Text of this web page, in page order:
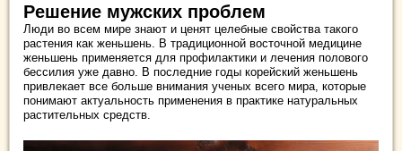
Решение мужских проблем
Люди во всем мире знают и ценят целебные свойства такого
растения как женьшень. В традиционной восточной медицине
женьшень применяется для профилактики и лечения полового
бессилия уже давно. В последние годы корейский женьшень
привлекает все больше внимания ученых всего мира, которые
понимают актуальность применения в практике натуральных
растительных средств.